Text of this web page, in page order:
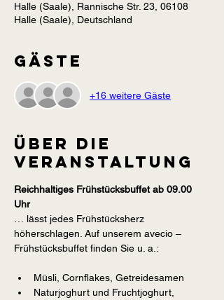
Halle (Saale), Rannische Str. 23, 06108
Halle (Saale), Deutschland
Gäste
+16 weitere Gäste
Über die
Veranstaltung
Reichhaltiges Frühstücksbuffet ab 09.00
Uhr
… lässt jedes Frühstücksherz
höherschlagen. Auf unserem avecio –
Frühstücksbuffet finden Sie u. a.:
Müsli, Cornflakes, Getreidesamen
Naturjoghurt und Fruchtjoghurt,